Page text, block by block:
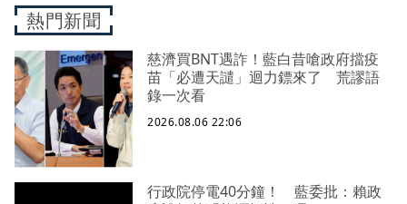
熱門新聞
慈濟買BNT遇詐！藍白昔嗆政府擋疫
苗「必遭天譴」迴力鏢來了 荒謬語
錄一次看
2026.08.06 22:06
行政院停電40分鐘！ 藍委批：賴政